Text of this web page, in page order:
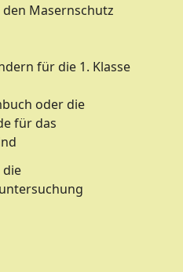
Masernschutz
für die 1. Klasse
oder die
für das
die